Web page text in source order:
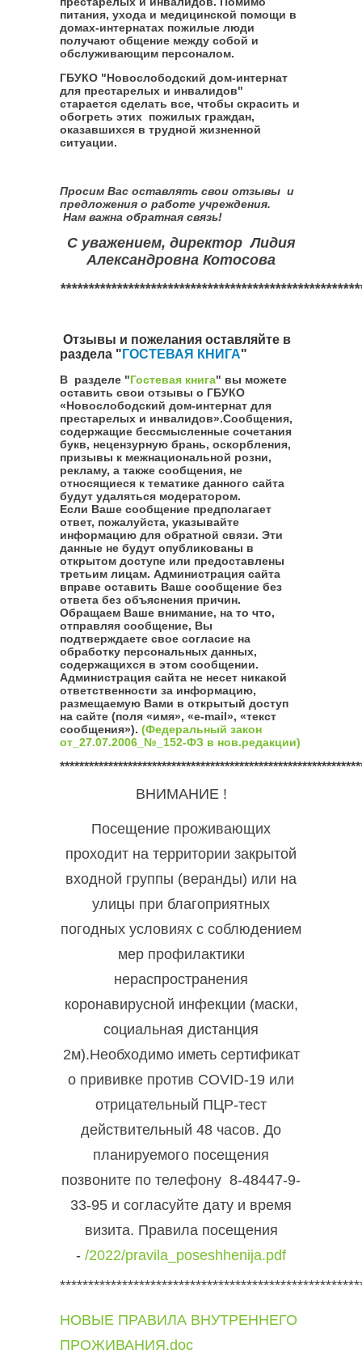
питания, ухода и медицинской помощи в
домах-интернатах пожилые люди
получают общение между собой и
обслуживающим персоналом.
ГБУКО "Новослободский дом-интернат
для престарелых и инвалидов"
старается сделать все, чтобы скрасить и
обогреть этих пожилых граждан,
оказавшихся в трудной жизненной
ситуации.
Просим Вас оставлять свои отзывы и
предложения о работе учреждения.
Нам важна обратная связь!
С уважением, директор Лидия
Александровна Котосова
Отзывы и пожелания оставляйте в
раздела " ГОСТЕВАЯ КНИГА"
В разделе "Гостевая книга" вы можете
оставить свои отзывы о ГБУКО
«Новослободский дом-интернат для
престарелых и инвалидов».Сообщения,
содержащие бессмысленные сочетания
букв, нецензурную брань, оскорбления,
призывы к межнациональной розни,
рекламу, а также сообщения, не
относящиеся к тематике данного сайта
будут удаляться модератором.
Если Ваше сообщение предполагает
ответ, пожалуйста, указывайте
информацию для обратной связи. Эти
данные не будут опубликованы в
открытом доступе или предоставлены
третьим лицам. Администрация сайта
вправе оставить Ваше сообщение без
ответа без объяснения причин.
Обращаем Ваше внимание, на то что,
отправляя сообщение, Вы
подтверждаете свое согласие на
обработку персональных данных,
содержащихся в этом сообщении.
Администрация сайта не несет никакой
ответственности за информацию,
размещаемую Вами в открытый доступ
на сайте (поля «имя», «e-mail», «текст
сообщения»). (Федеральный закон
от_27.07.2006_№_152-ФЗ в нов.редакции)
ВНИМАНИЕ !
Посещение проживающих
проходит на территории закрытой
входной группы (веранды) или на
улицы при благоприятных
погодных условиях с соблюдением
мер профилактики
нераспространения
коронавирусной инфекции (маски,
социальная дистанция
2м).Необходимо иметь сертификат
о прививке против COVID-19 или
отрицательный ПЦР-тест
действительный 48 часов. До
планируемого посещения
позвоните по телефону 8-48447-9-
33-95 и согласуйте дату и время
визита. Правила посещения
- /2022/pravila_poseshhenija.pdf
НОВЫЕ ПРАВИЛА ВНУТРЕННЕГО
ПРОЖИВАНИЯ.doc